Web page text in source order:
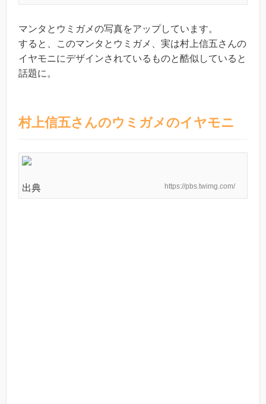
マンタとウミガメの写真をアップしています。
すると、このマンタとウミガメ、実は村上信五さんの
イヤモニにデザインされているものと酷似していると
話題に。
村上信五さんのウミガメのイヤモニ
出典 https://pbs.twimg.com/